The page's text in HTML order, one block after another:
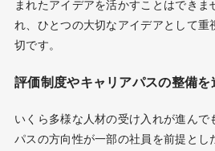
まれたアイデアを活かすことはできま
れ、ひとつの大切なアイデアとして重
切です。
評価制度やキャリアパスの整備を
いくら多様な人材の受け入れが進んで
パスの方向性が一部の社員を前提とし